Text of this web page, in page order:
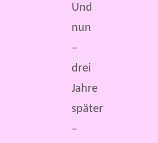
Und
nun
–
drei
Jahre
später
–